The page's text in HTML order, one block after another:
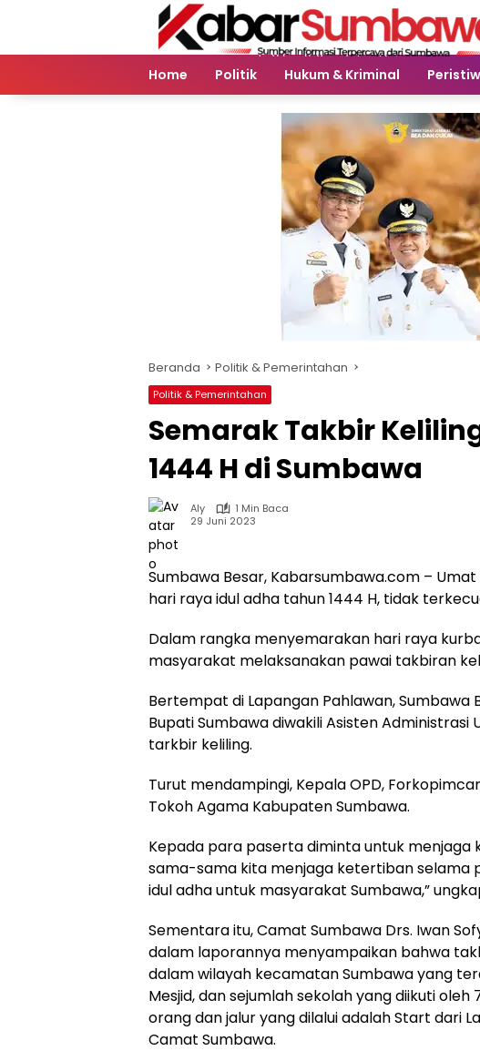
Home
Politik Hukum & Kriminal
Beranda Politik & Pemerintahan
Politik & Pemerintahan
Semarak Takbir
1444 H di Sumbawa
Aly
1 Min Baca
29 Juni 2023
Sumbawa Besar, Kabarsumbawa.com –
hari raya idul adha tahun 1444 H, tidak
Dalam rangka menyemarakan hari raya
masyarakat melaksanakan pawai takbiran
Bertempat di Lapangan Pahlawan, Sumbawa
Bupati Sumbawa diwakili Asisten
tarkbir keliling.
Turut mendampingi, Kepala OPD,
Tokoh Agama Kabupaten Sumbawa.
Kepada para paserta diminta untuk menjaga
sama-sama kita menjaga ketertiban selama
idul adha untuk masyarakat Sumbawa,”
Sementara itu, Camat Sumbawa Drs. Iwan
dalam laporannya menyampaikan bahwa
dalam wilayah kecamatan Sumbawa yang
Mesjid, dan sejumlah sekolah yang diikuti
orang dan jalur yang dilalui adalah Start dari
Camat Sumbawa.